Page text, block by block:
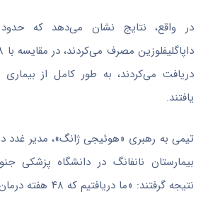
دریافت می‌کردند، به طور کامل از
یافتند.
تیمی به رهبری «هوئیجی ژانگ»، مدیر غدد
بیمارستان نانفانگ در دانشگاه پزشکی
نتیجه گرفتند: «ما